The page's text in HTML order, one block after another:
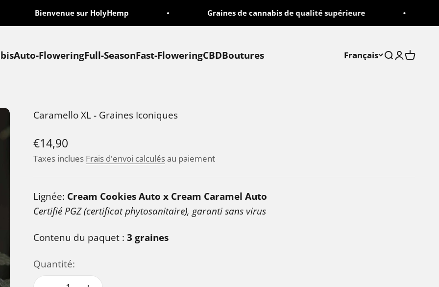
Bienvenue sur HolyHemp Graines de cannabis de qualité supérieure
Auto-FloweringFull-SeasonFast-FloweringCBDBoutures Français Recherche
Panier
Caramello XL - Graines Iconiques
Prix de vente
€14,90
Taxes inclues Frais d'envoi calculésau paiement
Lignée: Cream Cookies Auto x Cream Caramel Auto
Certifié PGZ (certificat phytosanitaire), garanti sans virus
Contenu du paquet : 3 graines
Quantité: